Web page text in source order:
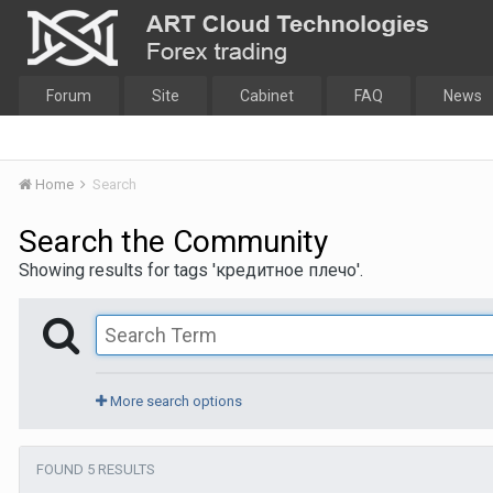
Forum Site Cabinet FAQ News
Home Search
Search the Community
Showing results for tags 'кредитное плечо'.
More search options
FOUND 5 RESULTS